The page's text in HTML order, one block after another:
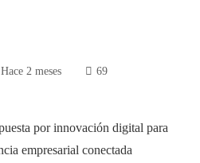
Hace 2 meses 69